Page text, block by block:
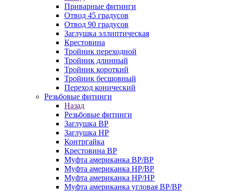
Приварные фитинги
Отвод 45 градусов
Отвод 90 градусов
Заглушка эллиптическая
Крестовина
Тройник переходной
Тройник длинный
Тройник короткий
Тройник бесшовный
Переход конический
Резьбовые фитинги
Назад
Резьбовые фитинги
Заглушка ВР
Заглушка НР
Контргайка
Крестовина ВР
Муфта американка ВР/ВР
Муфта американка НР/ВР
Муфта американка НР/НР
Муфта американка угловая ВР/ВР